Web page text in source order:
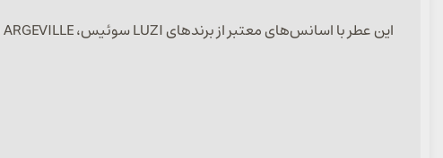
این عطر با اسانس‌های معتبر از برندهای LUZI سوئیس، ARGEVILLE فرانسه و CFF ایتالیا در حجم‌های ۳۰، ۵۰ و ۱۰۰ میل ارائه می‌شود.